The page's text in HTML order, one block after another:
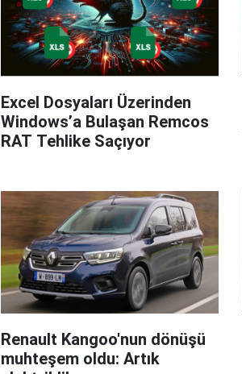
Excel Dosyaları Üzerinden
Windows’a Bulaşan Remcos
RAT Tehlike Saçıyor
Renault Kangoo'nun dönüşü
muhteşem oldu: Artık